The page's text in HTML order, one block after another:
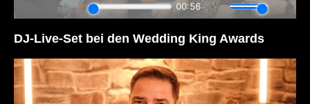
DJ-Live-Set bei den Wedding King Awards